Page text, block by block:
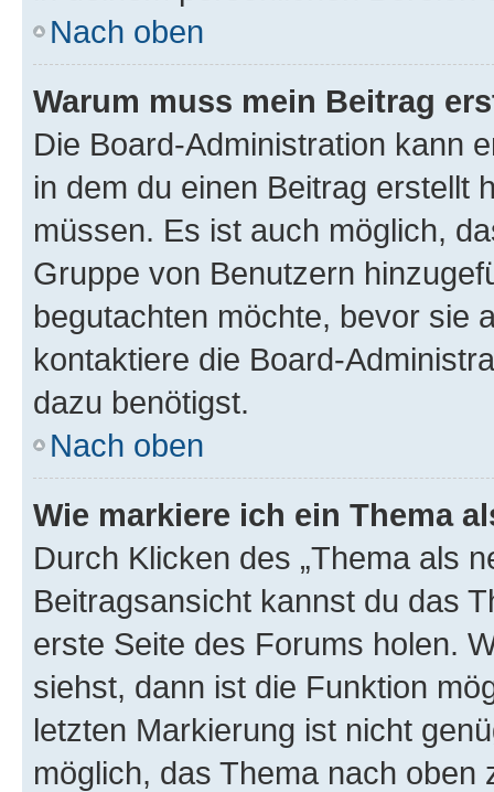
Nach oben
Warum muss mein Beitrag
Die Board-Administration kann
in dem du einen Beitrag erstellt
müssen. Es ist auch möglich,
Gruppe von Benutzern
begutachten möchte, bevor sie
kontaktiere die Board-
dazu benötigst.
Nach oben
Wie markiere ich ein Thema
Durch Klicken des „Thema als
Beitragsansicht kannst du das
erste Seite des Forums holen.
siehst, dann ist die Funktion
letzten Markierung ist nicht
möglich, das Thema nach oben